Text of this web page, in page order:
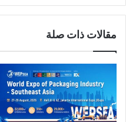
مقالات ذات صلة